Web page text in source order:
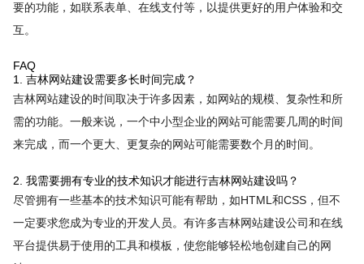
要的功能，如联系表单、在线支付等，以提供更好的用户体验和交
互。
FAQ
1. 吉林网站建设需要多长时间完成？
吉林网站建设的时间取决于许多因素，如网站的规模、复杂性和所
需的功能。一般来说，一个中小型企业的网站可能需要几周的时间
来完成，而一个更大、更复杂的网站可能需要数个月的时间。
2. 我需要拥有专业的技术知识才能进行吉林网站建设吗？
尽管拥有一些基本的技术知识可能有帮助，如HTML和CSS，但不
一定要求您成为专业的开发人员。有许多吉林网站建设公司和在线
平台提供易于使用的工具和模板，使您能够轻松地创建自己的网